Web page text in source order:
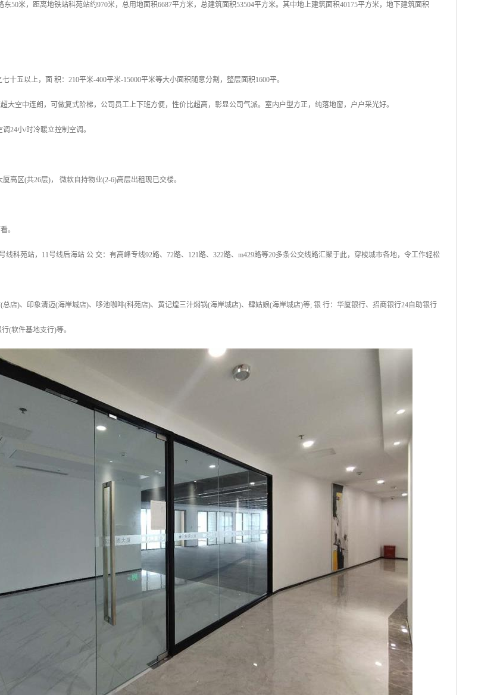
50米，距离地铁站科苑站约970米，总用地面积6687平方米，总建筑面积53504平方米。其中地上建筑面积40175平方米，地下建筑面积
十五以上，面 积：210平米-400平米-15000平米等大小面积随意分割，整层面积1600平。
大空中连朗，可做复式阶梯，公司员工上下班方便，性价比超高，彰显公司气派。室内户型方正，纯落地窗，户户采光好。
24小/时冷暖立控制空调。
高区(共26层)， 微软自持物业(2-6)高层出租现已交楼。
。
线科苑站，11号线后海站 公 交：有高峰专线92路、72路、121路、322路、m429路等20多条公交线路汇聚于此，穿梭城市各地，令工作轻松
(总店)、印象清迈(海岸城店)、哆池咖啡(科苑店)、黄记煌三汁焖锅(海岸城店)、肆姑娘(海岸城店)等; 银 行：华厦银行、招商银行24自助银行
(软件基地支行)等。